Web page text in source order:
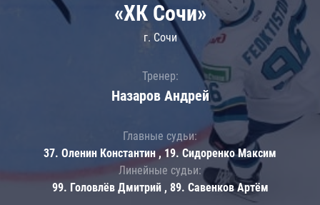
«ХК Сочи»
г. Сочи
Тренер:
Назаров Андрей
Главные судьи:
37. Оленин Константин , 19. Сидоренко Максим
Линейные судьи:
99. Головлёв Дмитрий , 89. Савенков Артём